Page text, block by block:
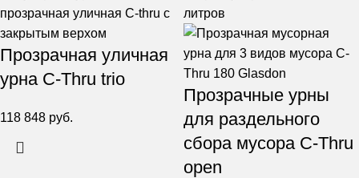
Прозрачная уличная
урна C-Thru trio
118 848 руб.
Прозрачные урны
для раздельного
сбора мусора C-Thru
open